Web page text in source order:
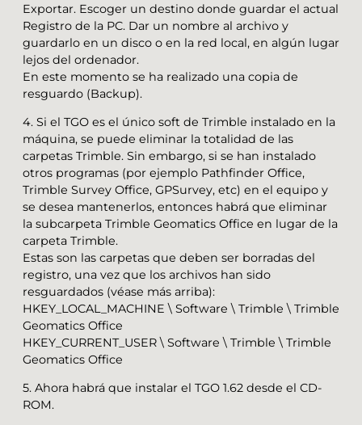
Exportar. Escoger un destino donde guardar el actual
Registro de la PC. Dar un nombre al archivo y
guardarlo en un disco o en la red local, en algún lugar
lejos del ordenador.
En este momento se ha realizado una copia de
resguardo (Backup).
4. Si el TGO es el único soft de Trimble instalado en la
máquina, se puede eliminar la totalidad de las
carpetas Trimble. Sin embargo, si se han instalado
otros programas (por ejemplo Pathfinder Office,
Trimble Survey Office, GPSurvey, etc) en el equipo y
se desea mantenerlos, entonces habrá que eliminar
la subcarpeta Trimble Geomatics Office en lugar de la
carpeta Trimble.
Estas son las carpetas que deben ser borradas del
registro, una vez que los archivos han sido
resguardados (véase más arriba):
HKEY_LOCAL_MACHINE \ Software \ Trimble \ Trimble
Geomatics Office
HKEY_CURRENT_USER \ Software \ Trimble \ Trimble
Geomatics Office
5. Ahora habrá que instalar el TGO 1.62 desde el CD-
ROM.